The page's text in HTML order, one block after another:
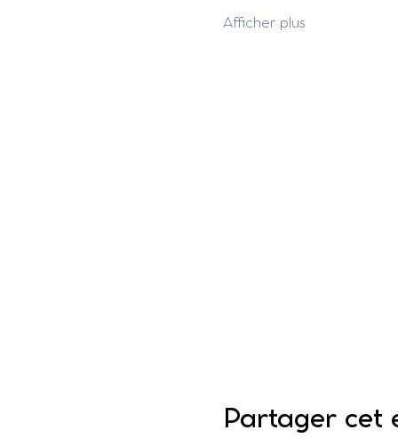
Afficher plus
Partager cet